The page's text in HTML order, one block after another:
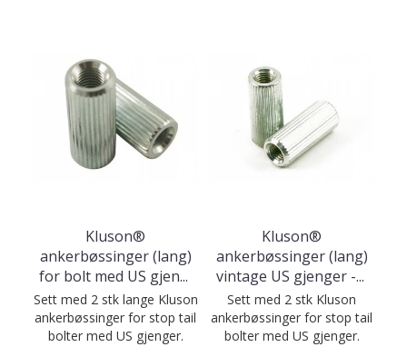
Kluson®
ankerbøssinger (lang)
for bolt med US gjen...
Sett med 2 stk lange Kluson
ankerbøssinger for stop tail
bolter med US gjenger.
Kluson®
ankerbøssinger (lang)
vintage US gjenger -...
Sett med 2 stk Kluson
ankerbøssinger for stop tail
bolter med US gjenger.